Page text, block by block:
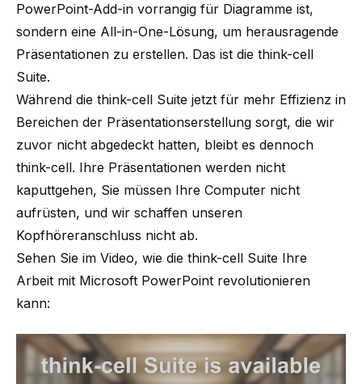
PowerPoint-Add-in vorrangig für Diagramme ist,
sondern eine All-in-One-Lösung, um herausragende
Präsentationen zu erstellen. Das ist die think-cell
Suite.
Während die think-cell Suite jetzt für mehr Effizienz in
Bereichen der Präsentationserstellung sorgt, die wir
zuvor nicht abgedeckt hatten, bleibt es dennoch
think-cell. Ihre Präsentationen werden nicht
kaputtgehen, Sie müssen Ihre Computer nicht
aufrüsten, und wir schaffen unseren
Kopfhöreranschluss nicht ab.
Sehen Sie im Video, wie die think-cell Suite Ihre
Arbeit mit Microsoft PowerPoint revolutionieren
kann: